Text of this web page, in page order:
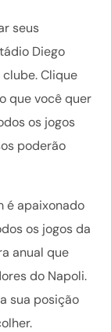
seus
Diego
Clique
que você quer
os jogos
poderão
é apaixonado
os jogos da
anual que
do Napoli.
sua posição